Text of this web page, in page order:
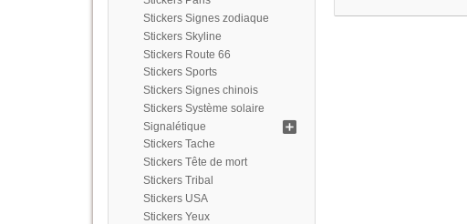
Stickers Signes zodiaque
Stickers Skyline
Stickers Route 66
Stickers Sports
Stickers Signes chinois
Stickers Système solaire
Signalétique
Stickers Tache
Stickers Tête de mort
Stickers Tribal
Stickers USA
Stickers Yeux